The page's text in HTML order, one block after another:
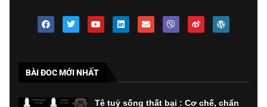
BÀI ĐOC MỚI NHẤT
Tê tuỷ sống thất bại : Cơ chế, chẩn